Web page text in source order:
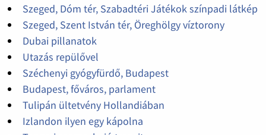
Szeged, Dóm tér, Szabadtéri Játékok színpadi látkép
Szeged, Szent István tér, Öreghölgy víztorony
Dubai pillanatok
Utazás repülővel
Széchenyi gyógyfürdő, Budapest
Budapest, főváros, parlament
Tulipán ültetvény Hollandiában
Izlandon ilyen egy kápolna